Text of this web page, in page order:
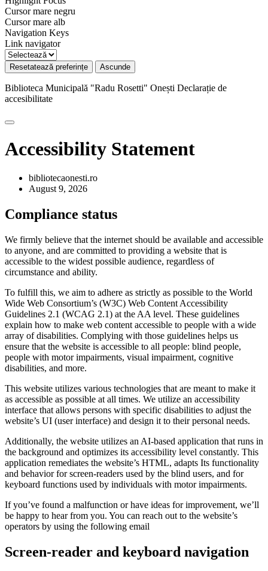
Cursor mare negru
Cursor mare alb
Navigation Keys
Link navigator
Resetatează preferințe Ascunde
Biblioteca Municipală "Radu Rosetti" Onești Declarație de
accesibilitate
Accessibility Statement
bibliotecaonesti.ro
August 9, 2026
Compliance status
We firmly believe that the internet should be available and accessible
to anyone, and are committed to providing a website that is
accessible to the widest possible audience, regardless of
circumstance and ability.
To fulfill this, we aim to adhere as strictly as possible to the World
Wide Web Consortium’s (W3C) Web Content Accessibility
Guidelines 2.1 (WCAG 2.1) at the AA level. These guidelines
explain how to make web content accessible to people with a wide
array of disabilities. Complying with those guidelines helps us
ensure that the website is accessible to all people: blind people,
people with motor impairments, visual impairment, cognitive
disabilities, and more.
This website utilizes various technologies that are meant to make it
as accessible as possible at all times. We utilize an accessibility
interface that allows persons with specific disabilities to adjust the
website’s UI (user interface) and design it to their personal needs.
Additionally, the website utilizes an AI-based application that runs in
the background and optimizes its accessibility level constantly. This
application remediates the website’s HTML, adapts Its functionality
and behavior for screen-readers used by the blind users, and for
keyboard functions used by individuals with motor impairments.
If you’ve found a malfunction or have ideas for improvement, we’ll
be happy to hear from you. You can reach out to the website’s
operators by using the following email
Screen-reader and keyboard navigation